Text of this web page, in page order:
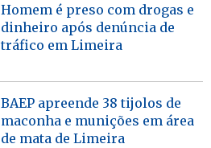
Homem é preso com drogas e
dinheiro após denúncia de
tráfico em Limeira
BAEP apreende 38 tijolos de
maconha e munições em área
de mata de Limeira